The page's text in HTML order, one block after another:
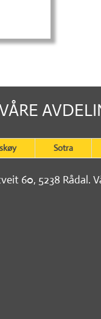
Sotra
60, 5238 Rådal.